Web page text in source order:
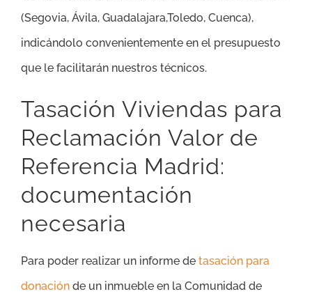
(Segovia, Ávila, Guadalajara,Toledo, Cuenca),
indicándolo convenientemente en el presupuesto
que le facilitarán nuestros técnicos.
Tasación Viviendas para
Reclamación Valor de
Referencia Madrid:
documentación
necesaria
Para poder realizar un informe de tasación para
donación de un inmueble en la Comunidad de